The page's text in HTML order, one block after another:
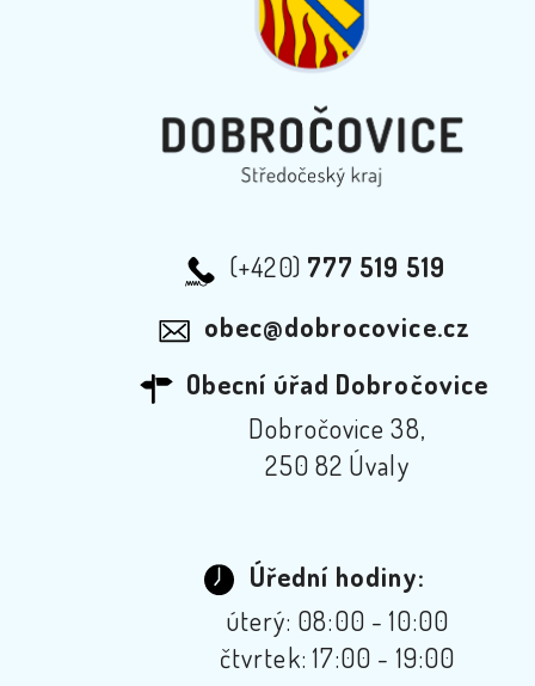
(+420) 777 519 519
obec@dobrocovice.cz
Obecní úřad Dobročovice
Dobročovice 38,
250 82 Úvaly
Úřední hodiny:
úterý: 08:00 - 10:00
čtvrtek: 17:00 - 19:00